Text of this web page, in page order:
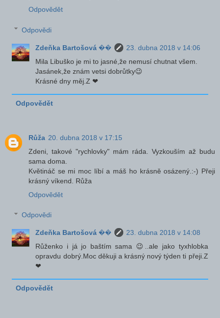
Odpovědět
Odpovědi
Zdeňka Bartošová ��
23. dubna 2018 v 14:06
Mila Libuško je mi to jasné,že nemusí chutnat všem.
Jasánek,že znám vetsi dobrůtky😉
Krásné dny měj.Z ❤
Odpovědět
Růža 20. dubna 2018 v 17:15
Zdeni, takové "rychlovky" mám ráda. Vyzkouším až budu
sama doma.
Květináč se mi moc líbí a máš ho krásně osázený.:-) Přeji
krásný víkend. Růža
Odpovědět
Odpovědi
Zdeňka Bartošová ��
23. dubna 2018 v 14:08
Růženko i já jo baštím sama 😉..ale jako tyxhlobka
opravdu dobrý.Moc děkuji a krásný nový týden ti přeji.Z
❤
Odpovědět